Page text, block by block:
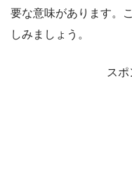
要な意味があります。
しみましょう。
ス